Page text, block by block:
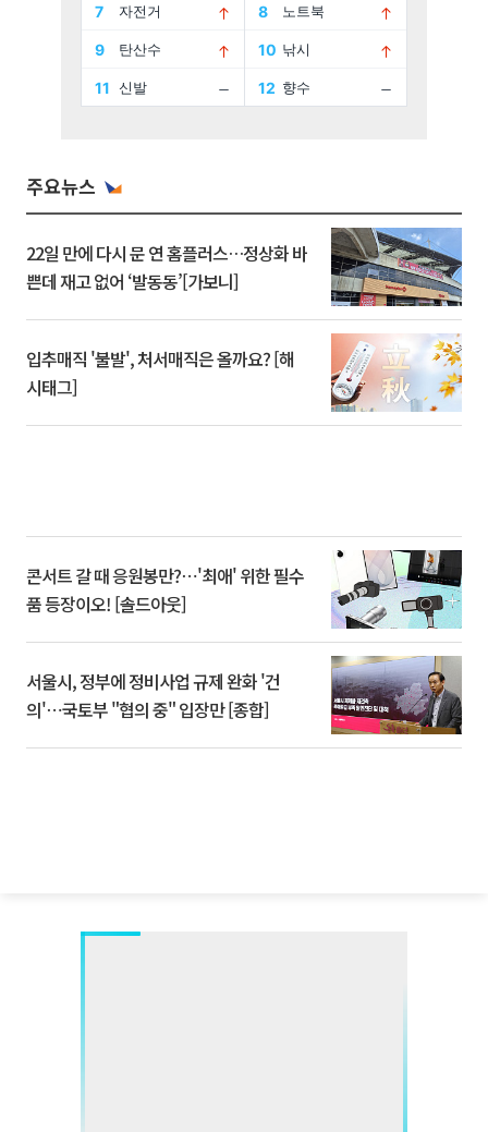
주요뉴스
22일 만에 다시 문 연 홈플러스…정상화 바
쁜데 재고 없어 ‘발동동’[가보니]
입추매직 '불발', 처서매직은 올까요? [해
시태그]
콘서트 갈 때 응원봉만?⋯'최애' 위한 필수
품 등장이오! [솔드아웃]
서울시, 정부에 정비사업 규제 완화 '건
의'⋯국토부 "협의 중" 입장만 [종합]